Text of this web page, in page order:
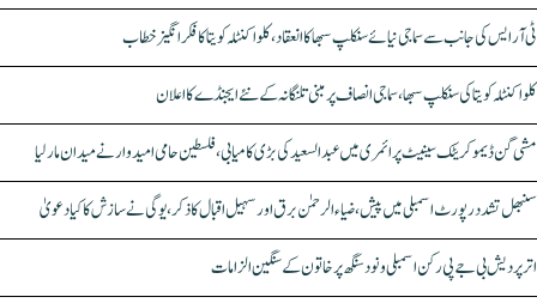
ٹی آر ایس کی جانب سے سماجی نیائے سنکلپ سبھا کا انعقاد، کلواکنٹلہ کویتا کا فکر انگیز خطاب
کلواکنٹلہ کویتا کی سنکلپ سبھا، سماجی انصاف پر مبنی تلنگانہ کے نئے ایجنڈے کا اعلان
مشی گن ڈیموکریٹک سینیٹ پرائمری میں عبدالسعید کی بڑی کامیابی، فلسطین حامی امیدوار نے میدان مار لیا
سنبھل تشدد رپورٹ اسمبلی میں پیش، ضیاء الرحمٰن برق اور سہیل اقبال کا ذکر، یوگی نے سازش کا کیا دعویٰ
اتر پردیش بی جے پی رکن اسمبلی ونود سنگھ پر خاتون کے سنگین الزامات